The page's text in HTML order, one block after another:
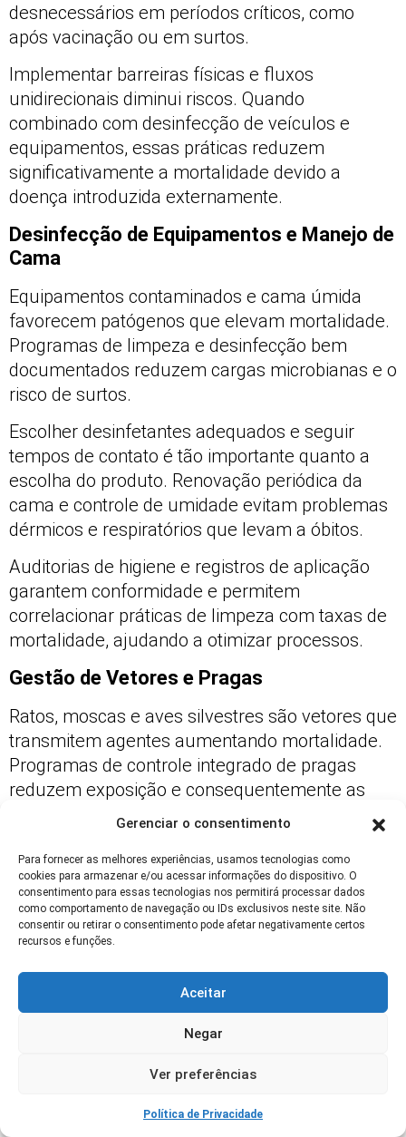
Gerenciar o consentimento
Para fornecer as melhores experiências, usamos tecnologias como
cookies para armazenar e/ou acessar informações do dispositivo. O
consentimento para essas tecnologias nos permitirá processar dados
como comportamento de navegação ou IDs exclusivos neste site. Não
consentir ou retirar o consentimento pode afetar negativamente certos
recursos e funções.
Aceitar
Negar
Ver preferências
Política de Privacidade
desnecessários em períodos críticos, como
após vacinação ou em surtos.
Implementar barreiras físicas e fluxos
unidirecionais diminui riscos. Quando
combinado com desinfecção de veículos e
equipamentos, essas práticas reduzem
significativamente a mortalidade devido a
doença introduzida externamente.
Desinfecção de Equipamentos e Manejo de
Cama
Equipamentos contaminados e cama úmida
favorecem patógenos que elevam mortalidade.
Programas de limpeza e desinfecção bem
documentados reduzem cargas microbianas e o
risco de surtos.
Escolher desinfetantes adequados e seguir
tempos de contato é tão importante quanto a
escolha do produto. Renovação periódica da
cama e controle de umidade evitam problemas
dérmicos e respiratórios que levam a óbitos.
Auditorias de higiene e registros de aplicação
garantem conformidade e permitem
correlacionar práticas de limpeza com taxas de
mortalidade, ajudando a otimizar processos.
Gestão de Vetores e Pragas
Ratos, moscas e aves silvestres são vetores que
transmitem agentes aumentando mortalidade.
Programas de controle integrado de pragas
reduzem exposição e consequentemente as
Monitoramento de pontos críticos, uso de
armadilhas e barreiras físicas evitam
infestações. Produtos e métodos devem ser
avaliados por profissional para evitar riscos
residuais às aves.
Manter perímetro limpo, gerenciar resíduos e
eliminar fontes de alimento atrativas minimiza
presença de vetores. A prevenção reduz
Indicadores e Métricas para